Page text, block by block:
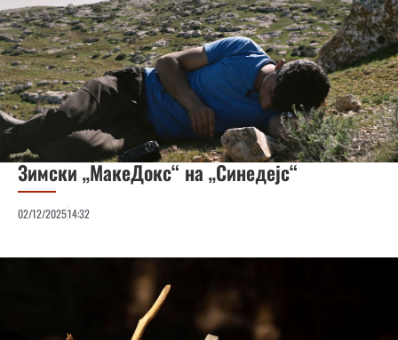
Зимски „МакеДокс“ на „Синедејс“
02/12/202514:32